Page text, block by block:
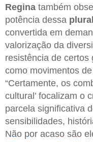
Regina também
potência dessa
convertida em
valorização da
resistência de certos
como movimentos de
“Certamente, os
cultural’ focalizam o
parcela significativa
sensibilidades,
Não por acaso são